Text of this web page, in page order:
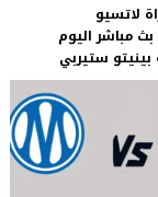
لاتسيو
بث مباشر اليوم
بينيتو ستيربي